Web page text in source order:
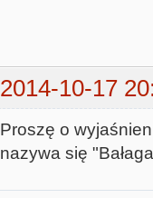
2014-10-17
Proszę o
nazywa się